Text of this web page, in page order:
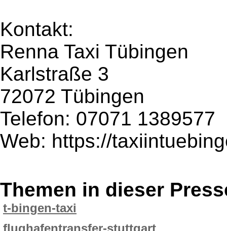
Kontakt:
Renna Taxi Tübingen
Karlstraße 3
72072 Tübingen
Telefon: 07071 1389577
Web: https://
Themen in dieser
t-bingen-taxi